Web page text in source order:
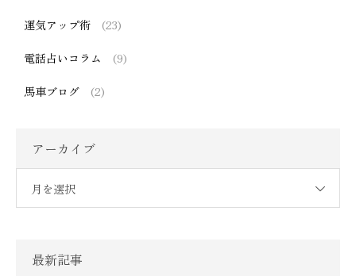
運気アップ術 (23)
電話占いコラム (9)
馬車ブログ (2)
アーカイブ
月を選択
最新記事